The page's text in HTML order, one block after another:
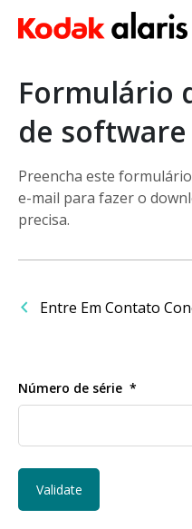
Skip to main content
Formulário
de software
Preencha este
e-mail para fazer o
precisa.
Entre Em Contato
Número de série